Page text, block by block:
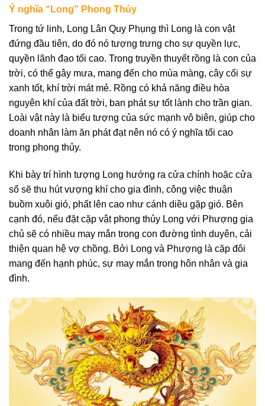
Ý nghĩa “Long” Phong Thủy
Trong tứ linh, Long Lân Quy Phụng thì Long là con vật
đứng đầu tiên, do đó nó tượng trưng cho sự quyền lực,
quyền lãnh đạo tối cao. Trong truyền thuyết rồng là con của
trời, có thể gây mưa, mang đến cho mùa màng, cây cối sự
xanh tốt, khí trời mát mẻ. Rồng có khả năng điều hòa
nguyên khí của đất trời, ban phát sự tốt lành cho trần gian.
Loài vật này là biểu tượng của sức mạnh vô biên, giúp cho
doanh nhân làm ăn phát đạt nên nó có ý nghĩa tối cao
trong phong thủy.
Khi bày trí hình tượng Long hướng ra cửa chính hoặc cửa
sổ sẽ thu hút vượng khí cho gia đình, công việc thuận
buồm xuôi gió, phất lên cao như cánh diều gặp gió. Bên
cạnh đó, nếu đặt cặp vật phong thủy Long với Phượng gia
chủ sẽ có nhiều may mắn trong con đường tình duyên, cải
thiện quan hệ vợ chồng. Bởi Long và Phượng là cặp đôi
mang đến hạnh phúc, sự may mắn trong hôn nhân và gia
đình.